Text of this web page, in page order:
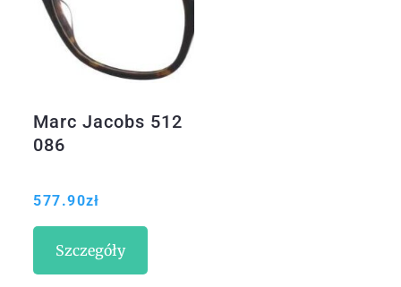
Marc Jacobs 512
086
577.90zł
Szczegóły